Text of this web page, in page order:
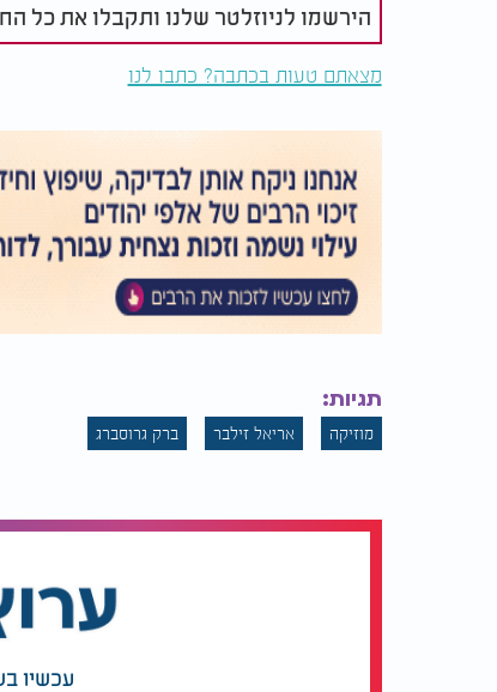
הירשמו לניוזלטר שלנו ותקבלו את כל
מצאתם טעות בכתבה? כתבו לנו
תגיות:
מוזיקה אריאל זילבר ברק גרוסברג
עכשיו